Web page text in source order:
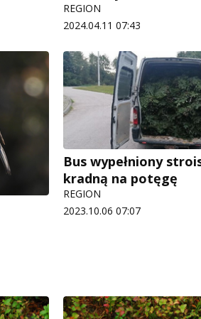
REGION
2024.04.11 07:43
Bus wypełniony
kradną na potęgę
REGION
2023.10.06 07:07